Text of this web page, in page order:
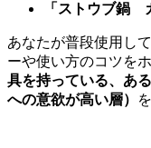
「ストウブ鍋
あなたが普段使用し
ーや使い方のコツを
具を持っている、あ
への意欲が高い層）